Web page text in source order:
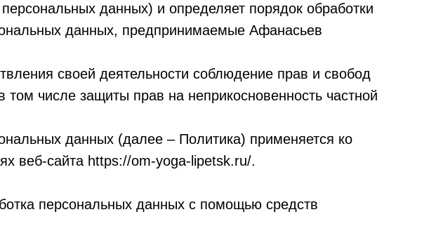
данных) и определяет порядок обработки
данных, предпринимаемые Афанасьев
своей деятельности соблюдение прав и свобод
числе защиты прав на неприкосновенность частной
данных (далее – Политика) применяется ко
веб-сайта https://om-yoga-lipetsk.ru/.
персональных данных с помощью средств